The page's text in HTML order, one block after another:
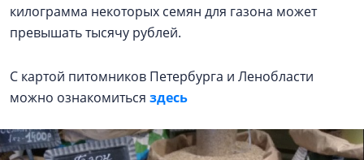
килограмма некоторых семян для газона может
превышать тысячу рублей.
С картой питомников Петербурга и Ленобласти
можно ознакомиться здесь